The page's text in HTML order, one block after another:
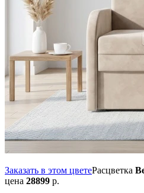
Заказать в этом цветеРасцветка
цена 28899 р.